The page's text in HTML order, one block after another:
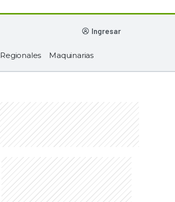
ingresar
Regionales Maquinarias